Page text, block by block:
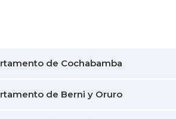
de Cochabamba
de Berni y Oruro